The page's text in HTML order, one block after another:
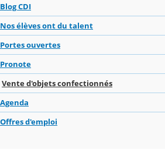
Blog CDI
Nos élèves ont du talent
Portes ouvertes
Pronote
Vente d'objets confectionnés
Agenda
Offres d'emploi